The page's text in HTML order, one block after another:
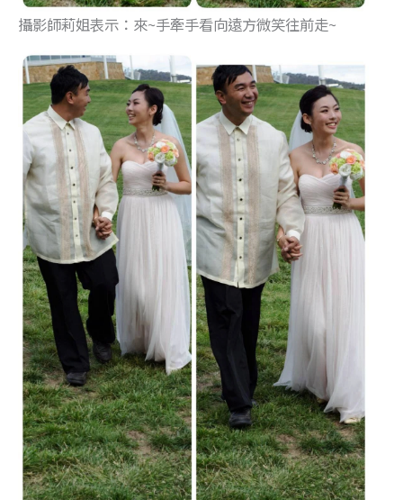
攝影師莉姐表示：來~手牽手看向遠方微笑往前走~